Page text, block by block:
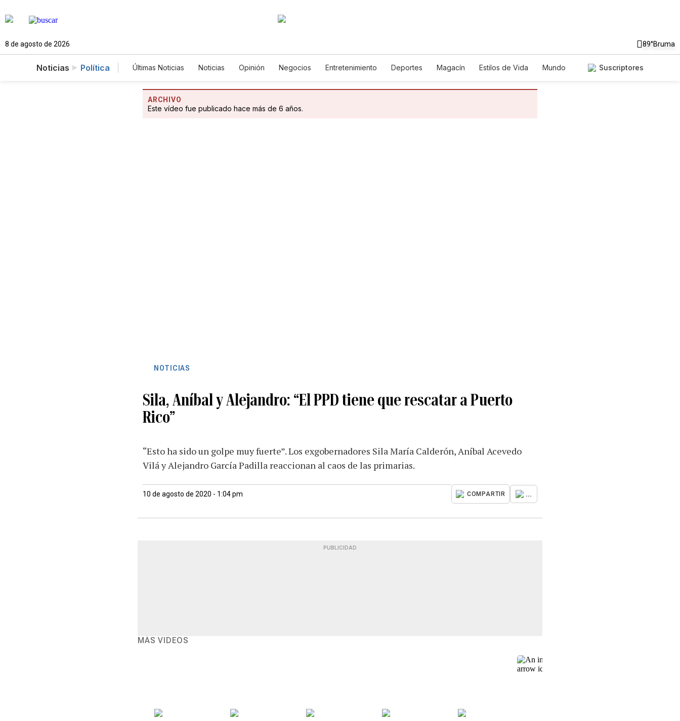
8 de agosto de 2026 89°Bruma
Noticias Política Últimas Noticias Noticias Opinión Negocios Entretenimiento Deportes Magacín Estilos de Vida
Mundo
Suscriptores
ARCHIVO
Este vídeo fue publicado hace más de 6 años.
NOTICIAS
Sila, Aníbal y Alejandro: “El PPD tiene que rescatar a Puerto
Rico”
“Esto ha sido un golpe muy fuerte”. Los exgobernadores Sila María Calderón, Aníbal Acevedo
Vilá y Alejandro García Padilla reaccionan al caos de las primarias.
10 de agosto de 2020 - 1:04 pm COMPARTIR ...
PUBLICIDAD
MÁS VIDEOS